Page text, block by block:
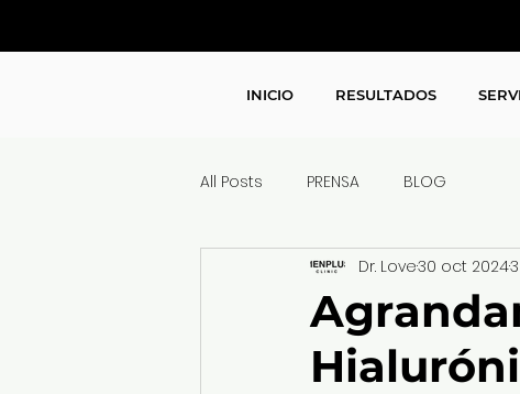
INICIO RESULTADOS
All Posts PRENSA BLOG
Dr. Love30 oct 2024